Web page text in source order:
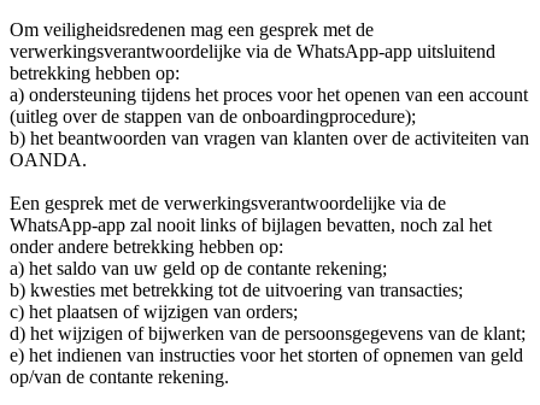
Om veiligheidsredenen mag een gesprek met de
verwerkingsverantwoordelijke via de WhatsApp-app uitsluitend
betrekking hebben op:
a) ondersteuning tijdens het proces voor het openen van een account
(uitleg over de stappen van de onboardingprocedure);
b) het beantwoorden van vragen van klanten over de activiteiten van
OANDA.
Een gesprek met de verwerkingsverantwoordelijke via de
WhatsApp-app zal nooit links of bijlagen bevatten, noch zal het
onder andere betrekking hebben op:
a) het saldo van uw geld op de contante rekening;
b) kwesties met betrekking tot de uitvoering van transacties;
c) het plaatsen of wijzigen van orders;
d) het wijzigen of bijwerken van de persoonsgegevens van de klant;
e) het indienen van instructies voor het storten of opnemen van geld
op/van de contante rekening.